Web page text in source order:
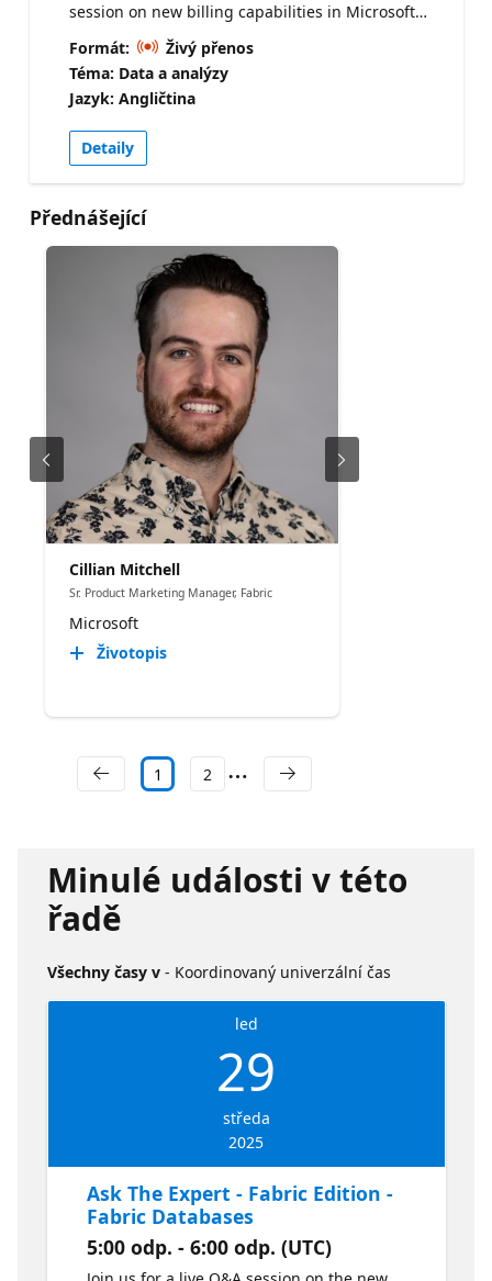
session on new billing capabilities in Microsoft
Fabric. With this new functionality, you can pay
only for the compute you use across OneLake
compute, Data Warehouse, and Spark, while
automatically scaling resources up and down
based on demand. We'll cover how these new
capabilities work with your existing provisioned
capacity, how to optimize costs for dynamic and
bursty workloads, and the governance controls
available to help you stay in control of usage and
spend. Bring your questions and get practical
guidance on implementing them in your
organization.
Formát:
Živý přenos
Téma: Data a analýzy
Jazyk: Angličtina
Detaily
Přednášející
Cillian Mitchell
Sr. Product Marketing Manager, Fabric
Microsoft
Životopis
1 2
Minulé události v této
řadě
Všechny časy v - Koordinovaný univerzální čas
led
29
středa
2025
Ask The Expert - Fabric Edition -
Fabric Databases
5:00 odp. - 6:00 odp. (UTC)